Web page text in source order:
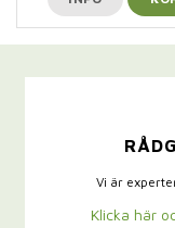
Vi är
Klicka här